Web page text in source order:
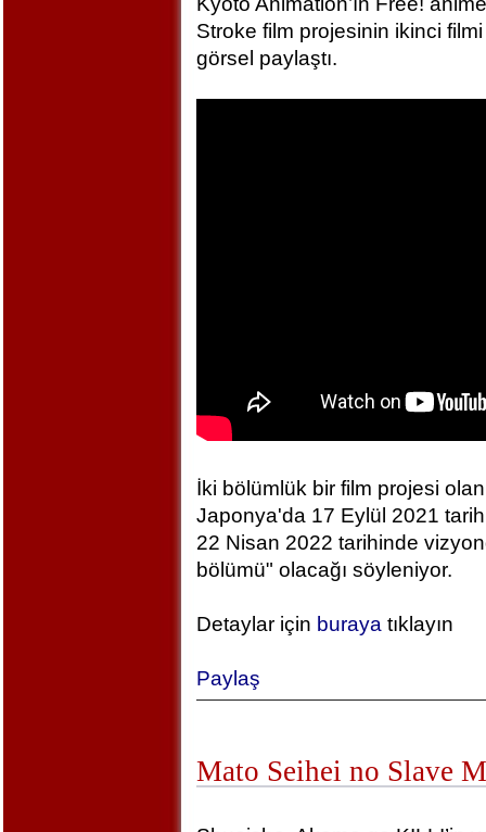
Stroke film projesinin ikinci
görsel paylaştı.
İki bölümlük bir film projesi
Japonya'da 17 Eylül 2021
22 Nisan 2022 tarihinde
bölümü" olacağı söyleniyor.
Detaylar için buraya tıklayın
Paylaş
Mato Seihei no Slave